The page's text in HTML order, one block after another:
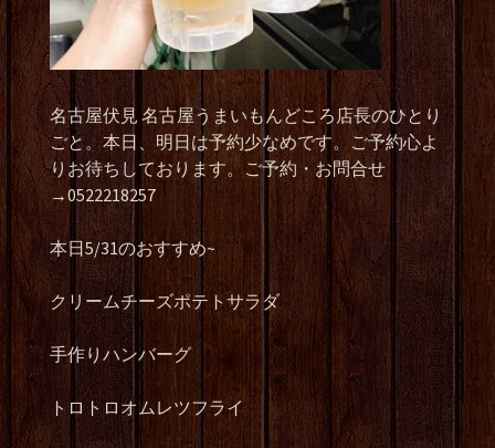
名古屋伏見 名古屋うまいもんどころ店長のひとり
ごと。本日、明日は予約少なめです。ご予約心よ
りお待ちしております。ご予約・お問合せ
→0522218257
本日5/31のおすすめ~
クリームチーズポテトサラダ
手作りハンバーグ
トロトロオムレツフライ